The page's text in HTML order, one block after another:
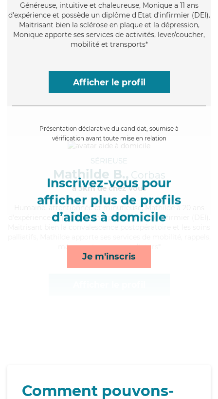
Généreuse, intuitive et chaleureuse, Monique a 11 ans
d'expérience et possède un diplôme d'Etat d'infirmier (DEI).
Maitrisant bien la sclérose en plaque et la dépression,
Monique apporte ses services de activités, lever/coucher,
mobilité et transports*
Afficher le profil
Présentation déclarative du candidat, soumise à
vérification avant toute mise en relation
Inscrivez-vous pour
afficher plus de profils
d’aides à domicile
Je m'inscris
SÉRIEUSE
Mathilde B., Corbas
à 5km de chez Vous
, attentionnée et minutieuse, Mathilde a 20 ans
d'expérience et possède un diplôme d'Etat d'infirmier (DEI).
ménage et compagnie/loisirs*
Comment pouvons-